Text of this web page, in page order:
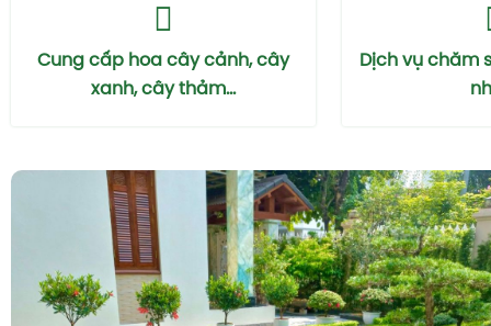
Cung cấp hoa cây cảnh, cây
xanh, cây thảm...
Dịch vụ chăm